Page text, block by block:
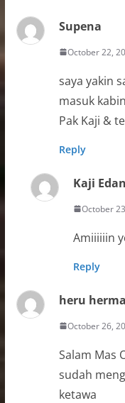
Supena
October 22,
saya yakin
masuk
Pak Kaji &
Reply
Kaji Edan
October
Amiiiiiin
Reply
heru
October 26,
Salam Mas
sudah
ketawa